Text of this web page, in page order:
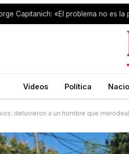
Videos Política
detuvieron a un hombre que